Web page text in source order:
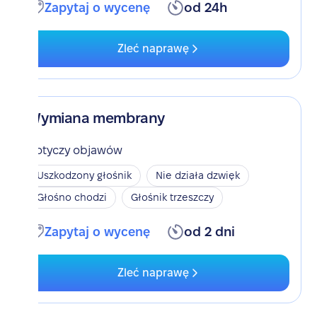
Zapytaj o wycenę od 24h
Zleć naprawę
Wymiana membrany
Dotyczy objawów
Uszkodzony głośnik
Nie działa dzwięk
Głośno chodzi
Głośnik trzeszczy
Zapytaj o wycenę od 2 dni
Zleć naprawę